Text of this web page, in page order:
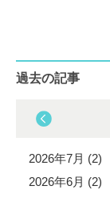
過去の記事
2026年7月 (2)
2026年6月 (2)